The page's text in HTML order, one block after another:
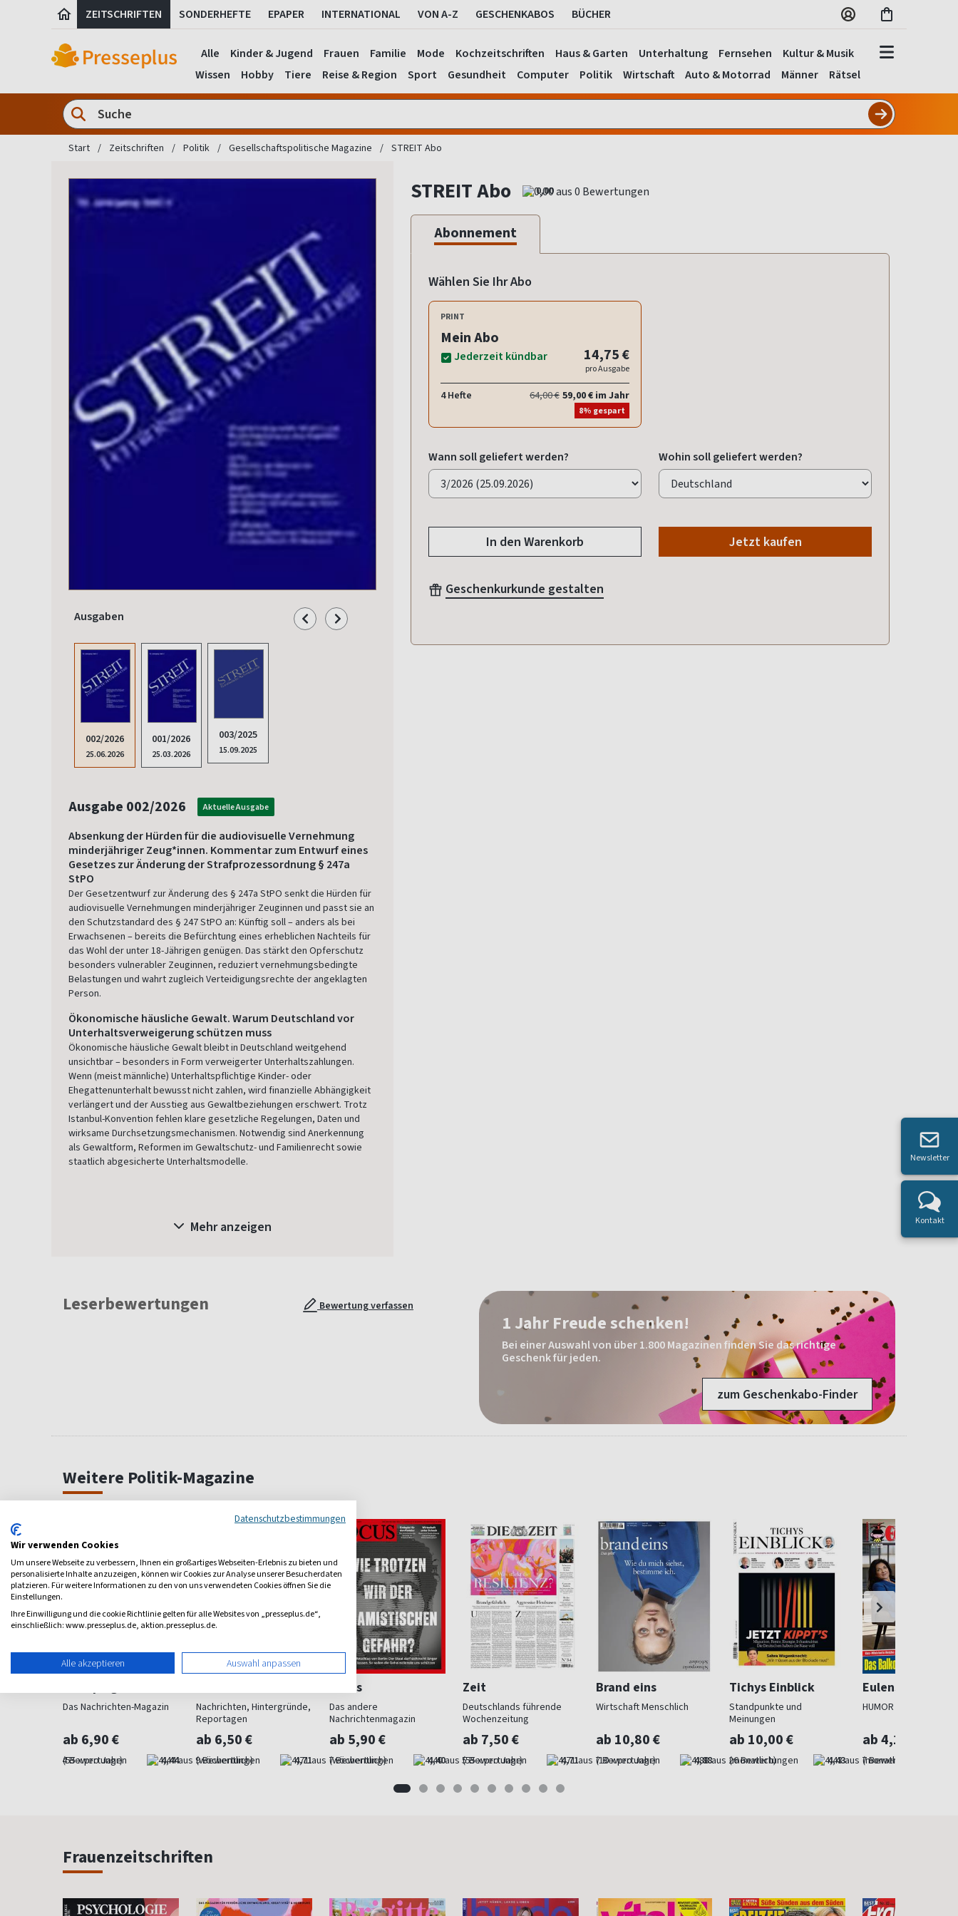
ZEITSCHRIFTEN SONDERHEFTE EPAPER INTERNATIONAL VON A-Z GESCHENKABOS BÜCHER
Alle Kinder & Jugend Frauen Familie Mode Kochzeitschriften Haus & Garten Unterhaltung Fernsehen
Kultur & Musik
Wissen
Hobby Tiere Reise & Region Sport Gesundheit Computer Politik Wirtschaft Auto & Motorrad Männer Rätsel
Start Zeitschriften Politik Gesellschaftspolitische Magazine STREIT Abo
Ausgaben
002/2026
25.06.2026
001/2026
25.03.2026
003/2025
15.09.2025
Ausgabe 002/2026 Aktuelle Ausgabe
Absenkung der Hürden für die audiovisuelle Vernehmung
minderjähriger Zeug*innen. Kommentar zum Entwurf eines
Gesetzes zur Änderung der Strafprozessordnung § 247a
StPO
Der Gesetzentwurf zur Änderung des § 247a StPO senkt die Hürden für
audiovisuelle Vernehmungen minderjähriger Zeuginnen und passt sie an
den Schutzstandard des § 247 StPO an: Künftig soll – anders als bei
Erwachsenen – bereits die Befürchtung eines erheblichen Nachteils für
das Wohl der unter 18-Jährigen genügen. Das stärkt den Opferschutz
besonders vulnerabler Zeuginnen, reduziert vernehmungsbedingte
Belastungen und wahrt zugleich Verteidigungsrechte der angeklagten
Person.
Ökonomische häusliche Gewalt. Warum Deutschland vor
Unterhaltsverweigerung schützen muss
Ökonomische häusliche Gewalt bleibt in Deutschland weitgehend
unsichtbar – besonders in Form verweigerter Unterhaltszahlungen.
Wenn (meist männliche) Unterhaltspflichtige Kinder- oder
Ehegattenunterhalt bewusst nicht zahlen, wird finanzielle Abhängigkeit
verlängert und der Ausstieg aus Gewaltbeziehungen erschwert. Trotz
Istanbul-Konvention fehlen klare gesetzliche Regelungen, Daten und
wirksame Durchsetzungsmechanismen. Notwendig sind Anerkennung
als Gewaltform, Reformen im Gewaltschutz- und Familienrecht sowie
staatlich abgesicherte Unterhaltsmodelle.
Mehr anzeigen
STREIT Abo 0,00
Abonnement
Wählen Sie Ihr Abo
PRINT
Mein Abo
Jederzeit kündbar 14,75 €
pro Ausgabe
4 Hefte 64,00 € 59,00 € im Jahr
8% gespart
Wann soll geliefert werden? Wohin soll geliefert werden?
In den Warenkorb Jetzt kaufen
Geschenkurkunde gestalten
Leserbewertungen Bewertung verfassen
1 Jahr Freude schenken!
Bei einer Auswahl von über 1.800 Magazinen finden Sie das richtige
Geschenk für jeden.
zum Geschenkabo-Finder
Weitere Politik-Magazine
Das Nachrichten-Magazin
ab 6,90 €
(55 x pro Jahr) 4,44
Nachrichten, Hintergründe,
Reportagen
ab 6,50 €
(wöchentlich) 4,71
Focus
Das andere
Nachrichtenmagazin
ab 5,90 €
(wöchentlich) 4,40
Zeit
Deutschlands führende
Wochenzeitung
ab 7,50 €
(55 x pro Jahr) 4,71
Brand eins
Wirtschaft Menschlich
ab 10,80 €
(10 x pro Jahr) 4,88
Tichys Einblick
Standpunkte und
Meinungen
ab 10,00 €
(monatlich) 4,43
Eulenspiegel
HUMOR - SATIRE -
ab 4,17 €
(monatlich)
Frauenzeitschriften
Newsletter
Kontakt
Datenschutzbestimmungen
Wir verwenden Cookies
Um unsere Webseite zu verbessern, Ihnen ein großartiges Webseiten-Erlebnis zu bieten und
personalisierte Inhalte anzuzeigen, können wir Cookies zur Analyse unserer Besucherdaten
platzieren. Für weitere Informationen zu den von uns verwendeten Cookies öffnen Sie die
Einstellungen.
Ihre Einwilligung und die cookie Richtlinie gelten für alle Websites von „presseplus.de“,
einschließlich: www.presseplus.de, aktion.presseplus.de.
Alle akzeptieren Auswahl anpassen